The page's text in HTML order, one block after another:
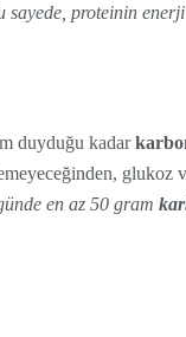
sayede, proteinin
duyduğu kadar
glukoz
en az 50 gram